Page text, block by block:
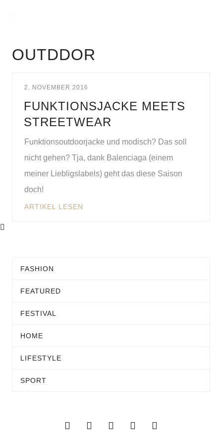
OUTDDOR
2. NOVEMBER 2016
FUNKTIONSJACKE MEETS
STREETWEAR
Funktionsoutdoorjacke und modisch? Das soll
nicht gehen? Tja, dank Balenciaga (einem
meiner Liebligslabels) geht das diese Saison
doch!
ARTIKEL LESEN
FASHION
FEATURED
FESTIVAL
HOME
LIFESTYLE
SPORT